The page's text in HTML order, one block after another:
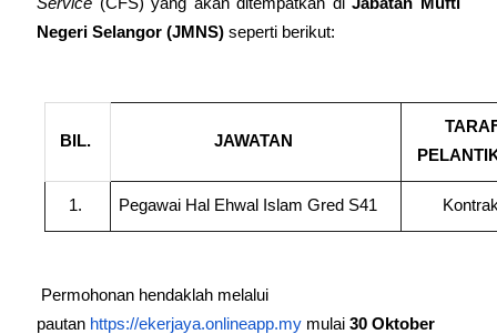
Negeri Selangor (JMNS) seperti berikut:
BIL. JAWATAN
1. Pegawai Hal Ehwal Islam Gred S41
Permohonan hendaklah melalui
pautan https://ekerjaya.onlineapp.my mulai30 Oktober